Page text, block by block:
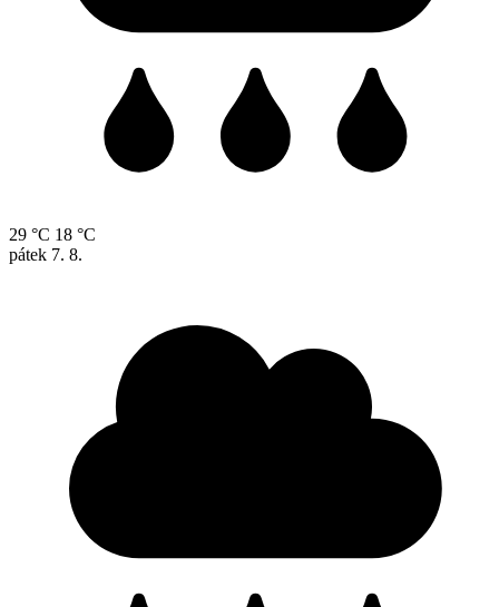
29 °C 18 °C
pátek 7. 8.